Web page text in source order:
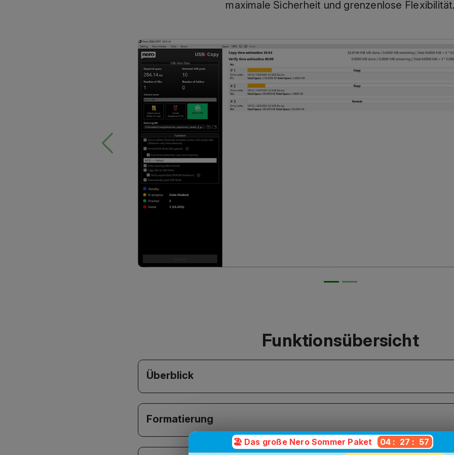
🏖️ Das große Nero Sommer Paket 04: 27 : 56
maximale Sicherheit und grenzenlose
Previous
Funktionsübersicht
Überblick
Formatierung